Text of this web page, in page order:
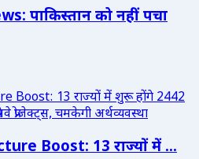
पाकिस्तान को नहीं पचा
Boost: 13 राज्यों में ...